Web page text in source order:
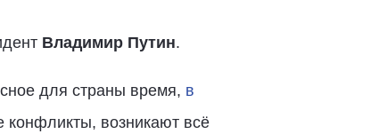
Владимир Путин.
для страны время, в
конфликты, возникают всё